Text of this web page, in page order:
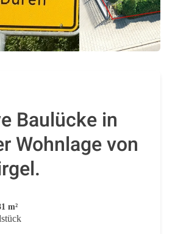
Baulücke in
Wohnlage von
m²